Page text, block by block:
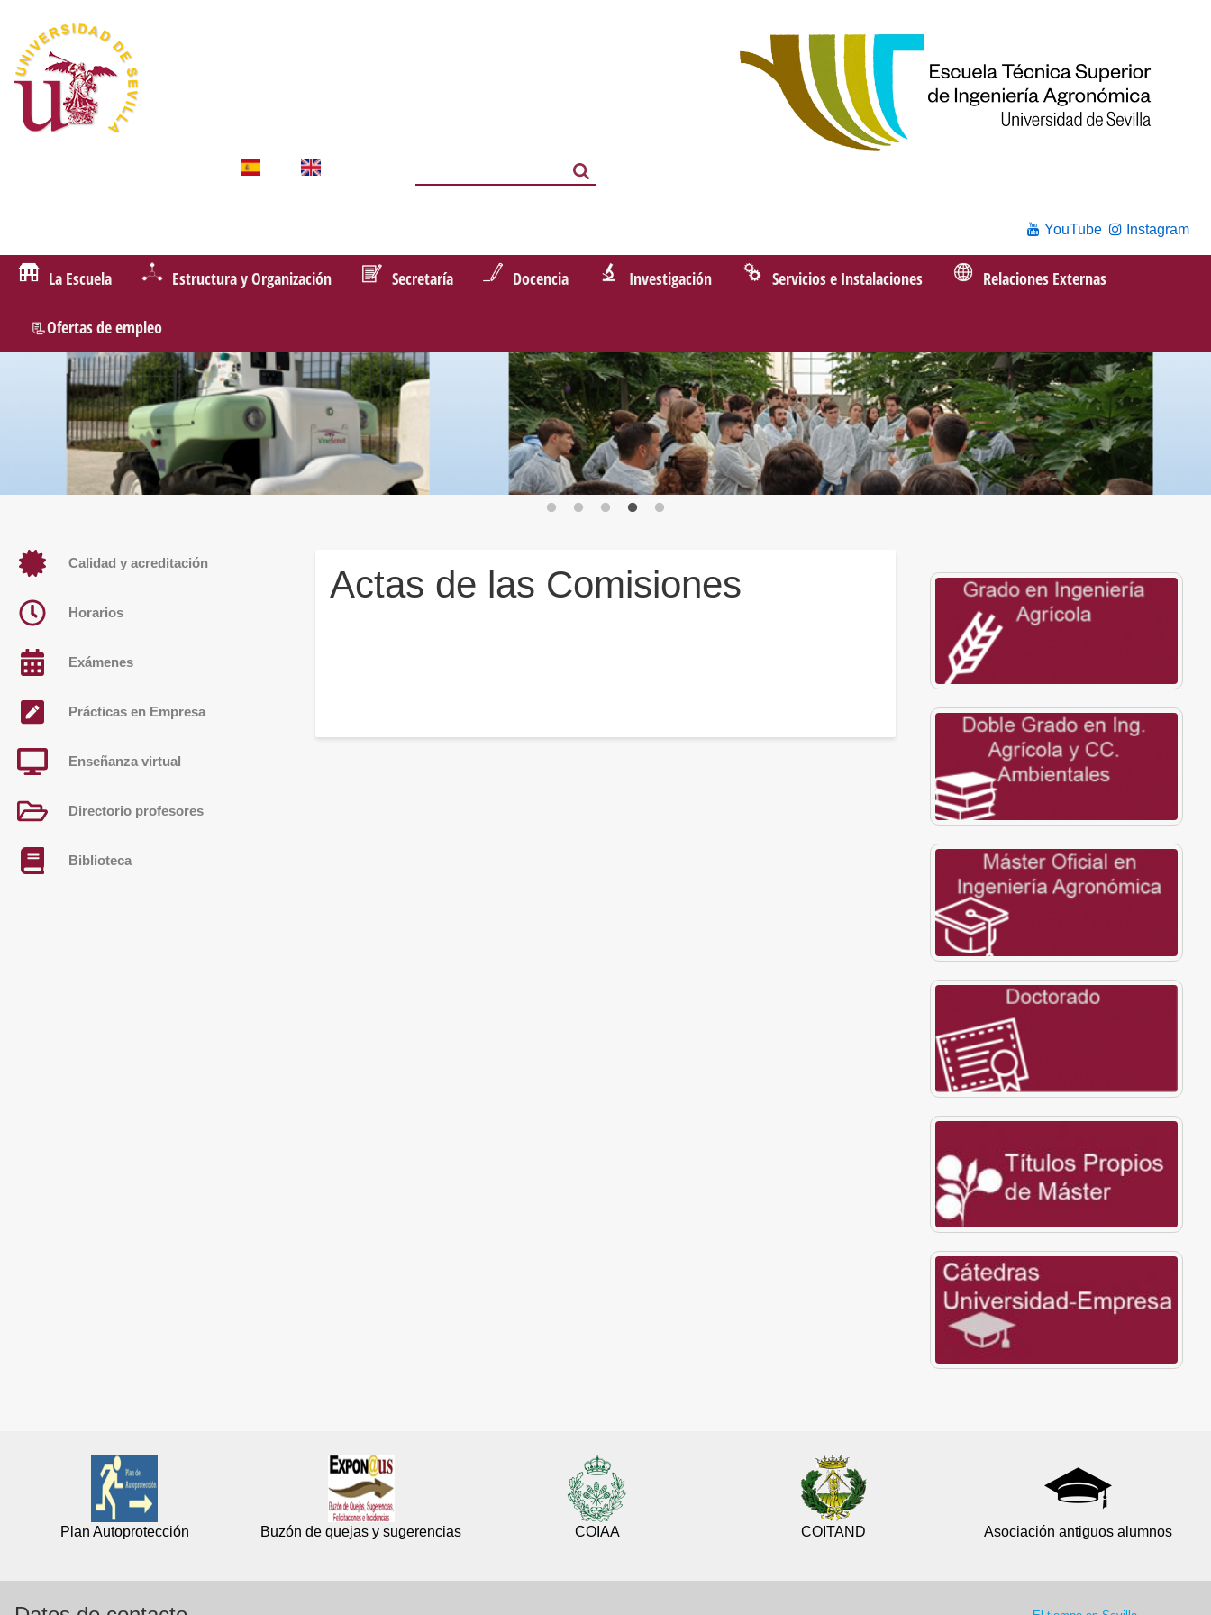
YouTube Instagram
La Escuela Estructura y Organización Secretaría Docencia Investigación Servicios e Instalaciones Relaciones Externas
📃Ofertas de empleo
Actas de las Comisiones
Calidad y acreditación
Horarios
Exámenes
Prácticas en Empresa
Enseñanza virtual
Directorio profesores
Biblioteca
Plan Autoprotección Buzón de quejas y sugerencias COIAA COITAND Asociación antiguos alumnos